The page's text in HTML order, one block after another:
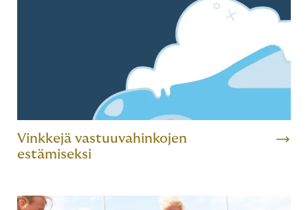
Vinkkejä vastuuvahinkojen
estämiseksi